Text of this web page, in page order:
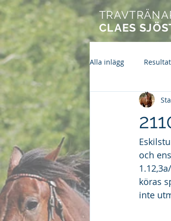
CLAES
Alla inlägg Resultat
och
köras
inte